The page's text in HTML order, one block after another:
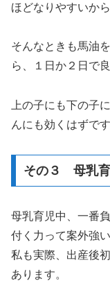
ほどなりやすいか
そんなときも馬油
ら、１日か２日で
上の子にも下の子
んにも効くはずです
その３ 母乳育
母乳育児中、一番
付く力って案外強
私も実際、出産後
あります。